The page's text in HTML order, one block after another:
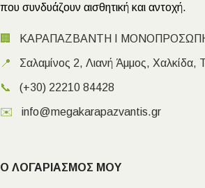
που συνδυάζουν αισθητική και αντοχή.
🏢 ΚΑΡΑΠΑΖΒΑΝΤΗ Ι
📍 Σαλαμίνος 2, Λιανή Άμμος, Χαλκίδα,
📞 (+30) 22210 84428
✉️ info@megakarapazvantis.gr
Ο ΛΟΓΑΡΙΑΣΜΟΣ ΜΟΥ